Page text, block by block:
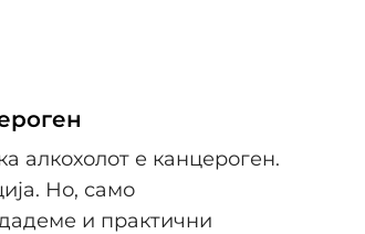
алкохолот е канцероген.
Но, само
и практични